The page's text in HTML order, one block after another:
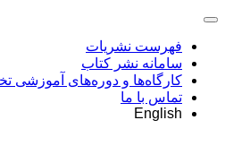
فهرست نشریات
سامانه نشر کتاب
کارگاه‌ها و دوره‌های آموزشی
تماس با ما
English